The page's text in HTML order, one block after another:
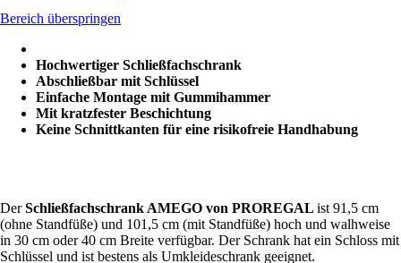
Bereich überspringen
Hochwertiger Schließfachschrank
Abschließbar mit Schlüssel
Einfache Montage mit Gummihammer
Mit kratzfester Beschichtung
Keine Schnittkanten für eine risikofreie Handhabung
DerSchließfachschrank AMEGO von PROREGAL ist 91,5 cm
(ohne Standfüße) und 101,5 cm (mit Standfüße) hoch und walhweise
in 30 cm oder 40 cm Breite verfügbar. Der Schrank hat ein Schloss mit
Schlüssel und ist bestens als Umkleideschrank geeignet.